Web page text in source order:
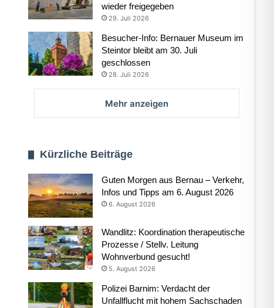
wieder freigegeben
29. Juli 2026
Besucher-Info: Bernauer Museum im
Steintor bleibt am 30. Juli
geschlossen
28. Juli 2026
Mehr anzeigen
Kürzliche Beiträge
Guten Morgen aus Bernau – Verkehr,
Infos und Tipps am 6. August 2026
6. August 2026
Wandlitz: Koordination therapeutische
Prozesse / Stellv. Leitung
Wohnverbund gesucht!
5. August 2026
Polizei Barnim: Verdacht der
Unfallflucht mit hohem Sachschaden